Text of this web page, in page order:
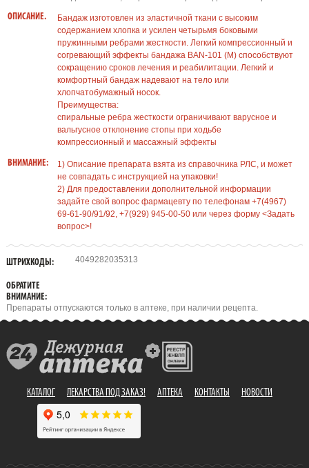
ОПИСАНИЕ.
Бандаж изготовлен из эластичной ткани с высоким
содержанием хлопка и усилен четырьмя боковыми
пружинными ребрами жесткости. Легкий компрессионный и
согревающий эффекты бандажа BAN-101 (M) способствуют
сокращению сроков лечения и реабилитации. Легкий и
комфортный бандаж надевают на тело или
хлопчатобумажный носок.
Преимущества:
спиральные ребра жесткости ограничивают варусное и
вальгусное отклонение стопы при ходьбе
компрессионный и массажный эффекты
ВНИМАНИЕ:
1) Описание препарата взята из справочника РЛС, и может
не совпадать с инструкцией на упаковки!
2) Для предоставлении дополнительной информации
задайте свой вопрос фармацевту по телефонам +7(4967)
69-61-90/91/92, +7(929) 945-00-50 или через форму <Задать
вопрос>!
ШТРИХКОДЫ: 4049282035313
ОБРАТИТЕ
ВНИМАНИЕ:
Препараты отпускаются только в аптеке, при наличии рецепта.
КАТАЛОГ ЛЕКАРСТВА ПОД ЗАКАЗ! АПТЕКА КОНТАКТЫ НОВОСТИ